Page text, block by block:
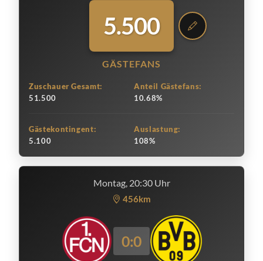
5.500
GÄSTEFANS
Zuschauer Gesamt:
51.500
Anteil Gästefans:
10.68%
Gästekontingent:
5.100
Auslastung:
108%
Montag, 20:30 Uhr
456km
0:0